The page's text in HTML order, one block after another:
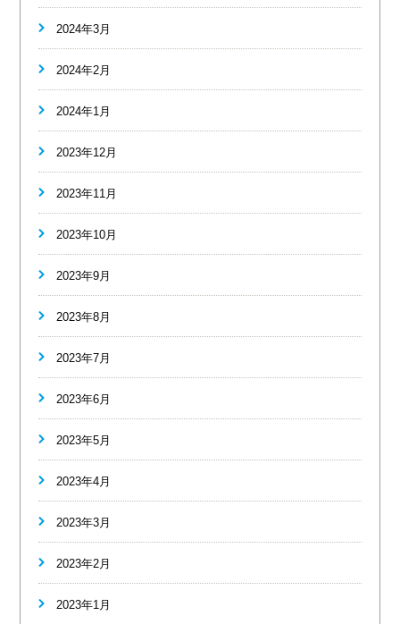
2024年3月
2024年2月
2024年1月
2023年12月
2023年11月
2023年10月
2023年9月
2023年8月
2023年7月
2023年6月
2023年5月
2023年4月
2023年3月
2023年2月
2023年1月